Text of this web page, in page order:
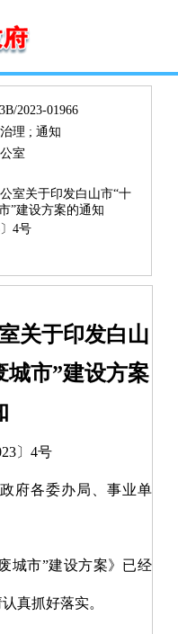
2023-01966
理 ; 通知
室
室关于印发白山市“十
”建设方案的通知
4号
关于印发白山
城市”建设方案
〕4号
政府各委办局、事业单
城市”建设方案》已经
真抓好落实。